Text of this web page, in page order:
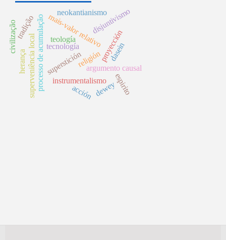
argumento causal
superstición proyección
processo de acumulaçãomais-valor relativo
superveniência local
disjuntivismo
religión
tecnología
instrumentalismo
dewey
teología
espirito
neokantianismo
dasein
herança
tradição
acción
civilização